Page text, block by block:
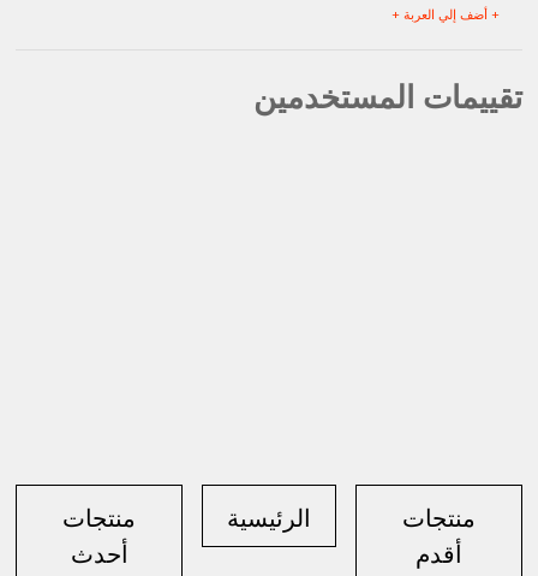
+ أضف إلي العربة +
تقييمات المستخدمين
منتجات
أحدث
منتجات
أقدم
الرئيسية